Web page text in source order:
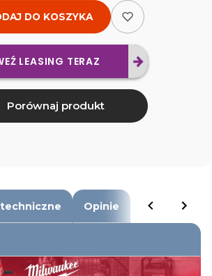
DO KOSZYKA
LEASING TERAZ
Porównaj produkt
Opinie